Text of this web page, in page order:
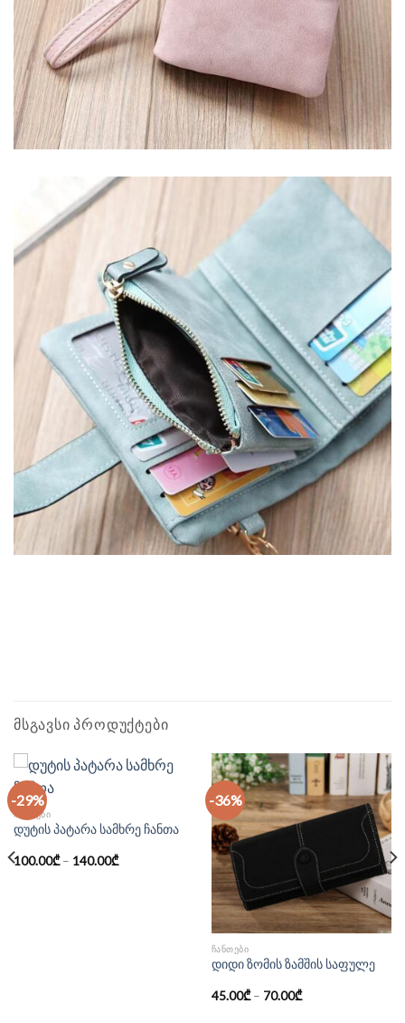
ᲛᲡᲒᲐᲕᲡᲘ ᲞᲠᲝᲓᲣᲥᲢᲔᲑᲘ
-29%
ᲩᲐᲜᲗᲔᲑᲘ
დუტის პატარა სამხრე ჩანთა
100.00₾– 140.00₾
-36%
ᲩᲐᲜᲗᲔᲑᲘ
დიდი ზომის ზამშის საფულე
45.00₾– 70.00₾